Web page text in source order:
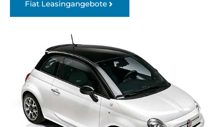
Fiat Leasingangebote